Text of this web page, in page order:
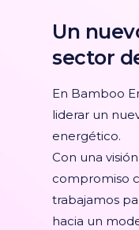
Un
sector
En Bamboo
liderar un
energético.
Con una
compromiso
trabajamos
hacia un